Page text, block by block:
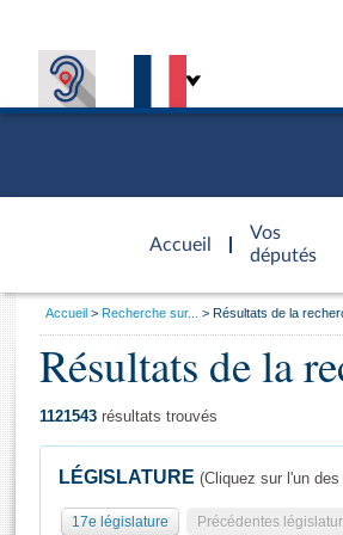
Accueil
d'accueil
Vos
députés
Général
Vous
Accueil Recherche sur... Résultats de la
Résultats de la
1121543 résultats trouvés
LÉGISLATURE (Cliquez sur l'un
17e législature Précédentes